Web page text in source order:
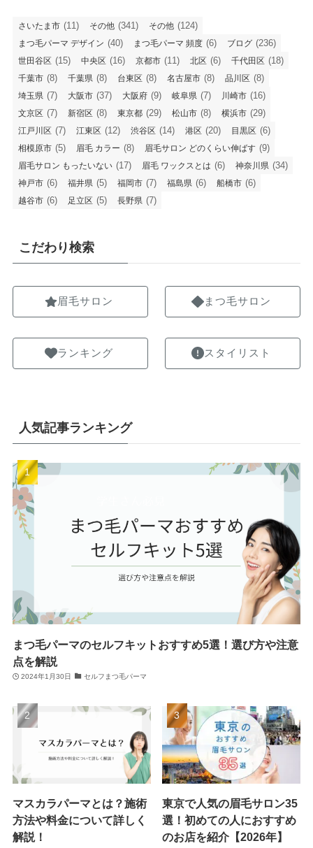
さいたま市 (11) その他 (341) その他 (124)
まつ毛パーマ デザイン (40) まつ毛パーマ 頻度 (6) ブログ (236)
世田谷区 (15) 中央区 (16) 京都市 (11) 北区 (6) 千代田区 (18)
千葉市 (8) 千葉県 (8) 台東区 (8) 名古屋市 (8) 品川区 (8)
埼玉県 (7) 大阪市 (37) 大阪府 (9) 岐阜県 (7) 川崎市 (16)
文京区 (7) 新宿区 (8) 東京都 (29) 松山市 (8) 横浜市 (29)
江戸川区 (7) 江東区 (12) 渋谷区 (14) 港区 (20) 目黒区 (6)
相模原市 (5) 眉毛 カラー (8) 眉毛サロン どのくらい伸ばす (9)
眉毛サロン もったいない (17) 眉毛 ワックスとは (6) 神奈川県 (34)
神戸市 (6) 福井県 (5) 福岡市 (7) 福島県 (6) 船橋市 (6)
越谷市 (6) 足立区 (5) 長野県 (7)
こだわり検索
眉毛サロン
ランキング
まつ毛サロン
スタイリスト
人気記事ランキング
まつ毛パーマのセルフキットおすすめ5選！選び方や注意
点を解説
2024年1月30日 セルフまつ毛パーマ
マスカラパーマとは？施術
方法や料金について詳しく
解説！
東京で人気の眉毛サロン35
選！初めての人におすすめ
のお店を紹介【2026年】